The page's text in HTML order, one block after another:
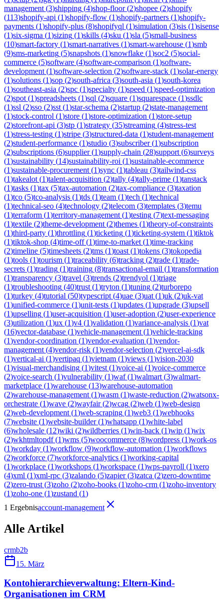
management (3)shipping (4)shop-floor(2)shopee (2)shopify
(113)shopify-api (1)shopify-flow (1)shopify-partners (1)shopify-
payments (1)shopify-plus (8)shopifyql (1)simulation (3)sis (1)sisense
(1)six-sigma (1)sizing (1)skills (4)sku (1)sla (5)small-business
(10)smart-factory (1)smart-narratives (1)smart-warehouse (1)smb
(9)sms-marketing (5)snapshots (1)snowflake (1)soc2 (5)social-
commerce (5)software (4)software-comparison (1)software-
development (1)software-selection (2)software-stack (1)solar-energy
(1)solutions (1)sop (2)south-africa (3)south-asia (1)south-korea
(1)southeast-asia (2)spc (1)specialty (1)speed (1)speed-optimization
(2)spot (1)spreadsheets (1)sql (2)square (1)squarespace (1)ssdlc
(1)ssl (2)sso (2)sst (1)star-schema (2)startup (2)state-management
(1)stock-control (1)store (1)store-optimization (1)store-setup
(2)storefront-api (3)stp (1)strategy (35)streaming (4)stress-test
(1)stress-testing (1)stripe (3)structured-data (1)student-management
(2)student-performance (1)studio (3)subscriber(1)subscription
(2)subscriptions (6)supplier(1)supply-chain (28)support (6)surveys
(1)sustainability (14)sustainability-roi (1)sustainable-ecommerce
(1)sustainable-procurement (1)sync (1)tableau (3)tailwind-css
(1)takealot (1)talent-acquisition (2)tally (4)tally-prime (1)tanstack
(1)tasks (1)tax (5)tax-automation (2)tax-compliance (3)taxation
(1)tco (5)tco-analysis (1)tds (1)team (1)tech (1)technical
(1)technical-seo (4)technology (2)telecom (3)templates (3)temu
(1)terraform (1)territory-management (1)testing (7)text-messaging
(1)textile (2)theme-development (2)themes (1)theory-of-constraints
(1)third-party (1)throttling (1)ticketing (1)ticketing-system (1)tiktok
(1)tiktok-shop (4)time-off(1)time-to-market (1)time-tracking
(2)timeline (5)timesheets (2)tms (1)toast (1)tokens (3)tokopedia
(1)tools (1)tourism (1)traceability (6)tracking (2)trade (1)trade-
secrets (1)trading (1)training (8)transactional-email (1)transformation
(1)transparency (3)travel (3)trends (2)trendyol (1)triage
(1)troubleshooting (40)trust (1)tryton (1)tuning (2)turborepo
(1)turkey (4)tutorial (50)typescript (4)uae (3)uat (1)uk (2)uk-vat
(1)unified-commerce (1)unit-tests (1)updates (1)upgrade (3)upsell
(1)upselling (1)user-acquisition (1)user-adoption (2)user-experience
(3)utilization (1)ux (1)v4 (1)validation (1)variance-analysis (1)vat
(16)vector-database (1)vehicle-management (1)vehicle-tracking
(1)vendor-coordination (1)vendor-evaluation (1)vendor-
management (4)vendor-risk (1)vendor-selection (2)vercel-ai-sdk
(1)vertical-ai (1)vertipaq (1)vietnam (1)views (1)vision-2030
(1)visual-merchandising (1)vitest (1)voice-ai (1)voice-commerce
(2)voice-search (1)vulnerability (1)waf(1)walmart (3)walmart-
marketplace (1)warehouse (13)warehouse-automation
(2)warehouse-management (1)wasm (1)waste-reduction (2)watsonx-
orchestrate (1)wave (2)wayfair(2)wcag (2)web (1)web-design
(2)web-development (1)web-scraping (1)web3 (1)webhooks
(7)website (1)website-builder(1)whatsapp (1)white-label
(6)wholesale (12)wiki (2)wildberries (1)win-back (1)wip (1)wix
(2)wkhtmltopdf(1)wms (5)woocommerce (8)wordpress (1)work-os
(1)workday (1)workflow (9)workflow-automation (1)workflows
(2)workforce (7)workforce-analytics (1)working-capital
(1)workplace (1)workshops (1)workspace (1)wps-payroll (1)xero
(4)xml (1)xml-rpc (3)zalando (5)zapier(3)zatca (2)zero-downtime
(2)zero-trust (3)zoho (2)zoho-books (1)zoho-crm (1)zoho-inventory
(1)zoho-one (1)zustand (1)
1 Ergebnisaccount-management
Alle Artikel
crmb2b
15. März
Kontohierarchieverwaltung: Eltern-Kind-
Organisationen im CRM